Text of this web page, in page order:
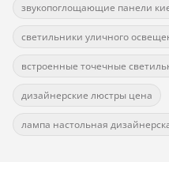
звукопоглощающие панели
светильники уличного
встроенные точечные
дизайнерские люстры цена
лампа настольная